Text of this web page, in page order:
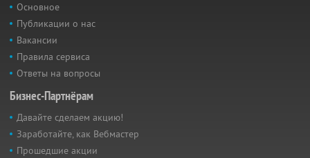
Основное
Публикации о нас
Вакансии
Правила сервиса
Ответы на вопросы
Бизнес-Партнёрам
Давайте сделаем акцию!
Заработайте, как Вебмастер
Прошедшие акции